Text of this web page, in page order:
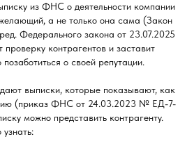
из ФНС о деятельности компании
а не только она сама (Закон
Федерального закона от 23.07.2025
контрагентов и заставит
о своей репутации.
выписки, которые показывают, как
(приказ ФНС от 24.03.2023 № ЕД-7-
можно представить контрагенту.